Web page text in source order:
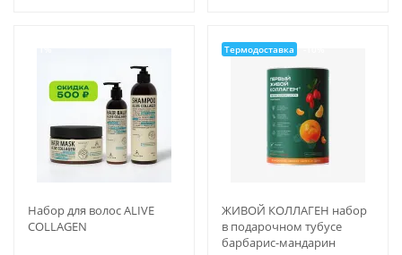
Набор для волос ALIVE
COLLAGEN
Термодоставка
ЖИВОЙ КОЛЛАГЕН набор
в подарочном тубусе
барбарис-мандарин